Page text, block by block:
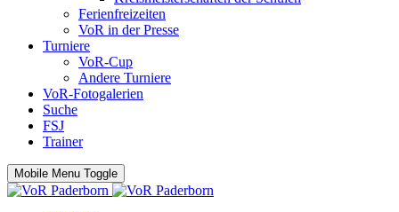
Ferienfreizeiten
VoR in der Presse
Turniere
VoR-Cup
Andere Turniere
VoR-Fotogalerien
Suche
FSJ
Trainer
Mobile Menu Toggle